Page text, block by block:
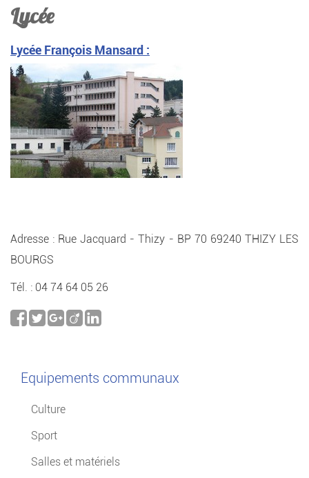
Lycée
Lycée François Mansard :
Adresse : Rue Jacquard - Thizy - BP 70 69240 THIZY LES
BOURGS
Tél. : 04 74 64 05 26
Equipements communaux
Culture
Sport
Salles et matériels